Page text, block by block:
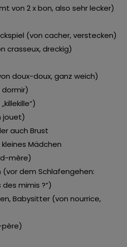
von 2 x bon, also sehr lecker)
(von cacher, verstecken)
crasseux, dreckig)
doux-doux, ganz weich)
jouet)
auch Brust
Mädchen
mère)
dem Schlafengehen:
mimis ?“)
Babysitter (von nourrice,